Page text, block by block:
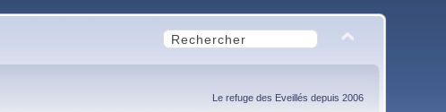
Le refuge des Eveillés depuis 2006